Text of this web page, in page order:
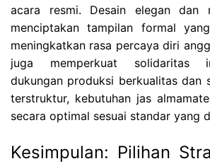
acara resmi. Desain elegan dan
menciptakan tampilan formal
meningkatkan rasa percaya diri
juga memperkuat solidaritas
dukungan produksi berkualitas dan
terstruktur, kebutuhan jas
secara optimal sesuai standar yang
Kesimpulan: Pilihan